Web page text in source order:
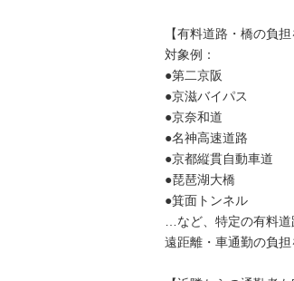
【有料道路・橋の負担
対象例：
●第二京阪
●京滋バイパス
●京奈和道
●名神高速道路
●京都縦貫自動車道
●琵琶湖大橋
●箕面トンネル
…など、特定の有料
遠距離・車通勤の負担